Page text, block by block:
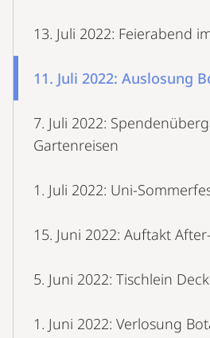
13. Juli 2022: Feierabend
11. Juli 2022: Auslosung
7. Juli 2022:
Gartenreisen
1. Juli 2022: Uni-
15. Juni 2022: Auftakt
5. Juni 2022: Tischlein
1. Juni 2022: Verlosung